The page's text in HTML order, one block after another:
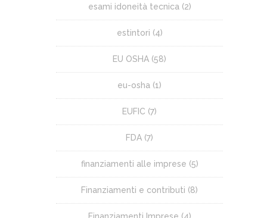
esami idoneità tecnica(2)
estintori (4)
EU OSHA (58)
eu-osha (1)
EUFIC (7)
FDA (7)
finanziamenti alle imprese (5)
Finanziamenti e contributi (8)